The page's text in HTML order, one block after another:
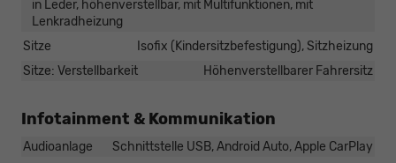
in Leder, höhenverstellbar, mit Multifunktionen, mit
Lenkradheizung
Sitze
Isofix (Kindersitzbefestigung), Sitzheizung
Sitze: Verstellbarkeit
Höhenverstellbarer Fahrersitz
Infotainment & Kommunikation
Audioanlage Schnittstelle USB, Android Auto, Apple CarPlay